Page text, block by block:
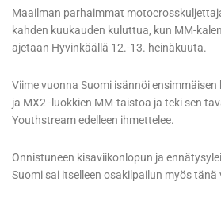
Maailman parhaimmat
kahden kuukauden kuluttua, kun MM-
ajetaan Hyvinkäällä 12.-13. heinäkuuta.
Viime vuonna Suomi isännöi
ja MX2 -luokkien MM-taistoa ja teki sen
Youthstream edelleen ihmettelee.
Onnistuneen kisaviikonlopun ja
Suomi sai itselleen osakilpailun myös tänä